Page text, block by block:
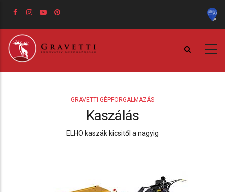
tartalomra
GRAVETTI GÉPFORGALMAZÁS
Kaszálás
ELHO kaszák kicsitől a nagyig